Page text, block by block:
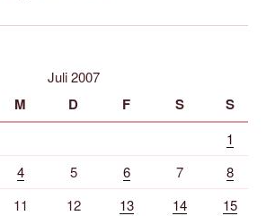
Juli 2007
M D F S S
1
4 5 6 7
8
11 12 13 14
15